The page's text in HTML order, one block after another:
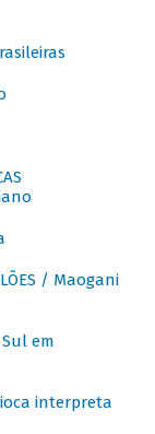
/ Maogani
Sul em
interpreta